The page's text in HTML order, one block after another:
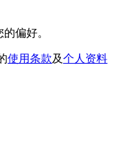
偏好。
使用条款及个人资料